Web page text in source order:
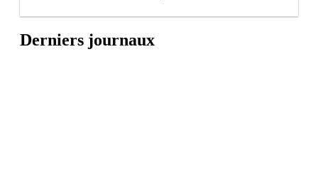
Derniers journaux